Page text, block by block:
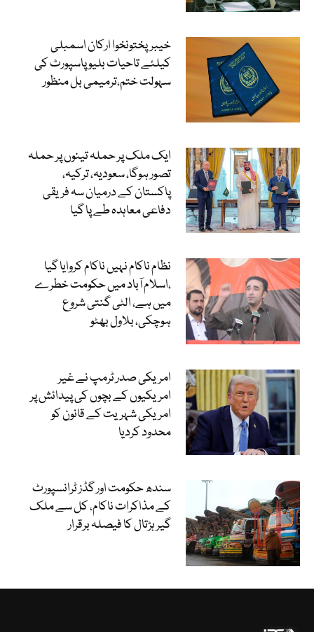
خیبرپختونخوا ارکان اسمبلی
کیلئے تاحیات بلیو پاسپورٹ کی
سہولت ختم،ترمیمی بل منظور
ایک ملک پر حملہ تینوں پر حملہ
تصور ہوگا، سعودیہ، ترکیہ،
پاکستان کے درمیان سہ فریقی
دفاعی معاہدہ طے پا گیا
نظام ناکام نہیں ناکام کروایا گیا
،اسلام آباد میں حکومت خطرے
میں ہے، الٹی گنتی شروع
ہوچکی، بلاول بھٹو
امریکی صدر ٹرمپ نے غیر
امریکیوں کے بچوں کی پیدائش پر
امریکی شہریت کے قانون کو
محدود کردیا
سندھ حکومت اور گڈز ٹرانسپورٹ
کے مذاکرات ناکام، کل سے ملک
گیر ہڑتال کا فیصلہ برقرار